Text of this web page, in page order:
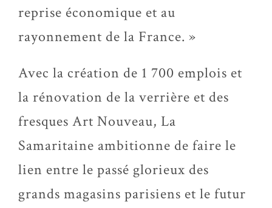
reprise économique et au
rayonnement de la France. »
Avec la création de 1 700 emplois et
la rénovation de la verrière et des
fresques Art Nouveau, La
Samaritaine ambitionne de faire le
lien entre le passé glorieux des
grands magasins parisiens et le futur